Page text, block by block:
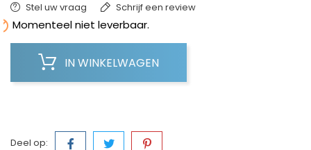
Stel uw vraag Schrijf een review
Momenteel niet leverbaar.
IN WINKELWAGEN
Deel op: